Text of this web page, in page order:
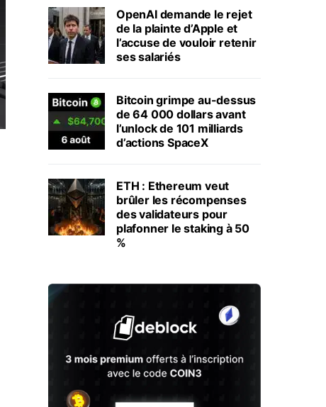
OpenAI demande le rejet
de la plainte d’Apple et
l’accuse de vouloir retenir
ses salariés
Bitcoin grimpe au-dessus
de 64 000 dollars avant
l’unlock de 101 milliards
d’actions SpaceX
ETH : Ethereum veut
brûler les récompenses
des validateurs pour
plafonner le staking à 50
%